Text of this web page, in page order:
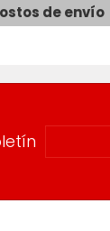
de envío